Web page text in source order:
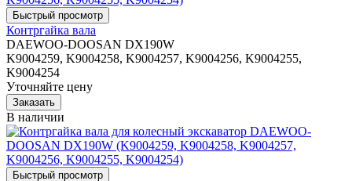
Контргайка вала
DAEWOO-DOOSAN DX190W
K9004259, K9004258, K9004257, K9004256, K9004255,
K9004254
Уточняйте цену
В наличии